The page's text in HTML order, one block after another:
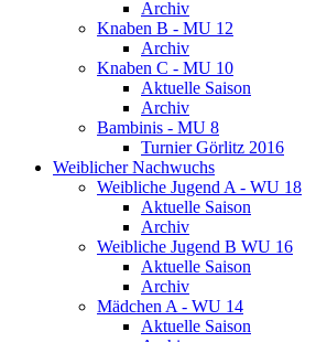
Archiv
Knaben B - MU 12
Archiv
Knaben C - MU 10
Aktuelle Saison
Archiv
Bambinis - MU 8
Turnier Görlitz 2016
Weiblicher Nachwuchs
Weibliche Jugend A - WU 18
Aktuelle Saison
Archiv
Weibliche Jugend B WU 16
Aktuelle Saison
Archiv
Mädchen A - WU 14
Aktuelle Saison